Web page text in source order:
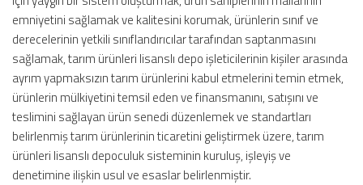
emniyetini sağlamak ve kalitesini korumak, ürünlerin sınıf ve
derecelerinin yetkili sınıflandırıcılar tarafından saptanmasını
sağlamak, tarım ürünleri lisanslı depo işleticilerinin kişiler arasında
ayrım yapmaksızın tarım ürünlerini kabul etmelerini temin etmek,
ürünlerin mülkiyetini temsil eden ve finansmanını, satışını ve
teslimini sağlayan ürün senedi düzenlemek ve standartları
belirlenmiş tarım ürünlerinin ticaretini geliştirmek üzere, tarım
ürünleri lisanslı depoculuk sisteminin kuruluş, işleyiş ve
denetimine ilişkin usul ve esaslar belirlenmiştir.